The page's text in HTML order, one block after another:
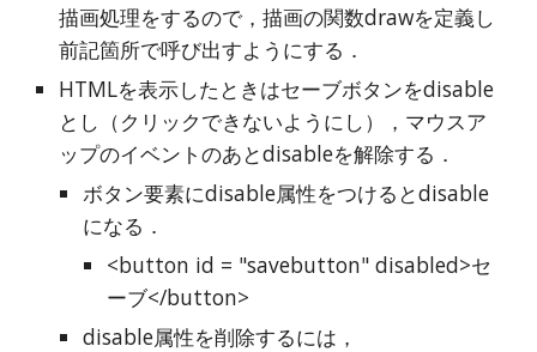
描画処理をするので，描画の関数drawを定義し
前記箇所で呼び出すようにする．
HTMLを表示したときはセーブボタンをdisable
とし（クリックできないようにし），マウスア
ップのイベントのあとdisableを解除する．
ボタン要素にdisable属性をつけるとdisable
になる．
<button id = "savebutton" disabled>セ
ーブ</button>
disable属性を削除するには，